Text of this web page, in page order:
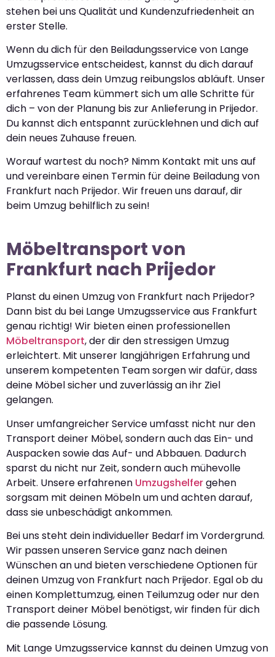
stehen bei uns Qualität und Kundenzufriedenheit an
erster Stelle.
Wenn du dich für den Beiladungsservice von Lange
Umzugsservice entscheidest, kannst du dich darauf
verlassen, dass dein Umzug reibungslos abläuft. Unser
erfahrenes Team kümmert sich um alle Schritte für
dich – von der Planung bis zur Anlieferung in Prijedor.
Du kannst dich entspannt zurücklehnen und dich auf
dein neues Zuhause freuen.
Worauf wartest du noch? Nimm Kontakt mit uns auf
und vereinbare einen Termin für deine Beiladung von
Frankfurt nach Prijedor. Wir freuen uns darauf, dir
beim Umzug behilflich zu sein!
Möbeltransport von
Frankfurt nach Prijedor
Planst du einen Umzug von Frankfurt nach Prijedor?
Dann bist du bei Lange Umzugsservice aus Frankfurt
genau richtig! Wir bieten einen professionellen
Möbeltransport, der dir den stressigen Umzug
erleichtert. Mit unserer langjährigen Erfahrung und
unserem kompetenten Team sorgen wir dafür, dass
deine Möbel sicher und zuverlässig an ihr Ziel
gelangen.
Unser umfangreicher Service umfasst nicht nur den
Transport deiner Möbel, sondern auch das Ein- und
Auspacken sowie das Auf- und Abbauen. Dadurch
sparst du nicht nur Zeit, sondern auch mühevolle
Arbeit. Unsere erfahrenen Umzugshelfergehen
sorgsam mit deinen Möbeln um und achten darauf,
dass sie unbeschädigt ankommen.
Bei uns steht dein individueller Bedarf im Vordergrund.
Wir passen unseren Service ganz nach deinen
Wünschen an und bieten verschiedene Optionen für
deinen Umzug von Frankfurt nach Prijedor. Egal ob du
einen Komplettumzug, einen Teilumzug oder nur den
Transport deiner Möbel benötigst, wir finden für dich
die passende Lösung.
Mit Lange Umzugsservice kannst du deinen Umzug von